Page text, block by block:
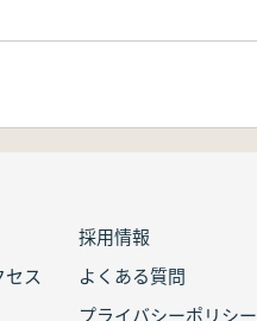
採用情報
ス
よくある質問
プライバシーポリシー